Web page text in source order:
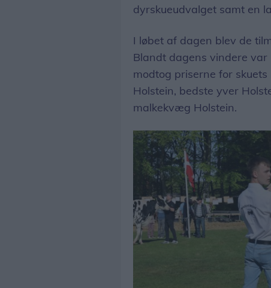
dyrskueudvalget samt en
I løbet af dagen blev de
Blandt dagens vindere var
modtog priserne for
Holstein, bedste yver
malkekvæg Holstein.